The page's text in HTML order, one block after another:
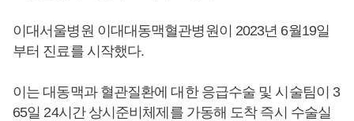
이대서울병원 이대대동맥혈관병원이 2023년 6월19일
부터 진료를 시작했다.
이는 대동맥과 혈관질환에 대한 응급수술 및 시술팀이 3
65일 24시간 상시준비체제를 가동해 도착 즉시 수술실